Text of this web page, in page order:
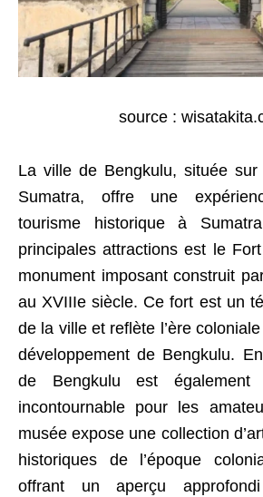
source :
La ville de Bengkulu, située
Sumatra, offre une
tourisme historique à
principales attractions est le
monument imposant construit
au XVIIIe siècle. Ce fort est un
de la ville et reflète l’ère
développement de Bengkulu.
de Bengkulu est également
incontournable pour les
musée expose une collection
historiques de l’époque
offrant un aperçu